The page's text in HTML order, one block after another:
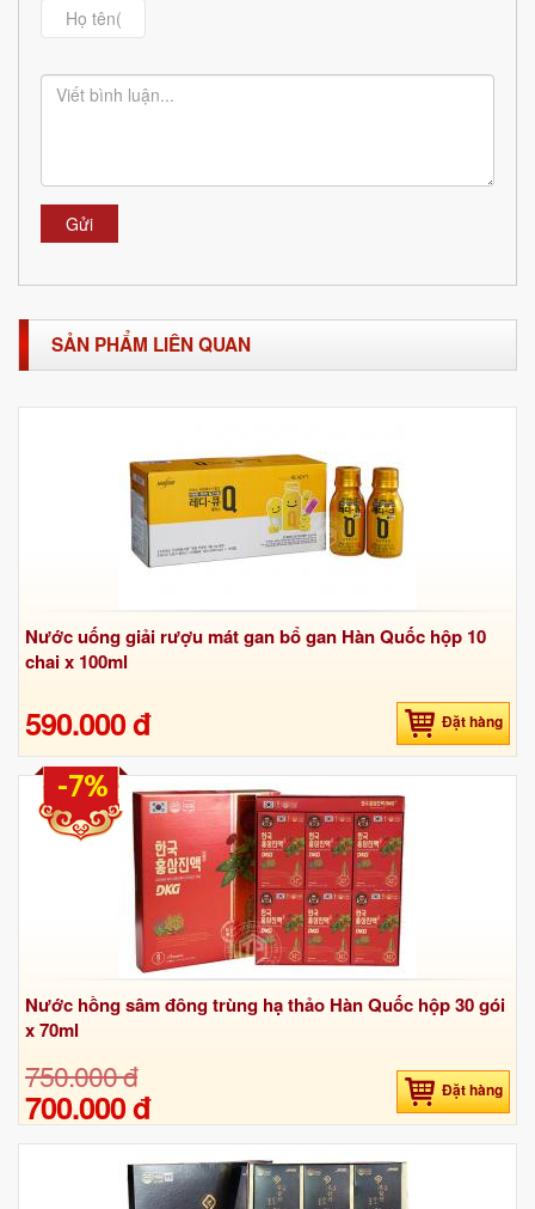
Gửi
SẢN PHẨM LIÊN QUAN
Nước uống giải rượu mát gan bổ gan Hàn Quốc hộp 10
chai x 100ml
590.000 đ Đặt hàng
Nước hồng sâm đông trùng hạ thảo Hàn Quốc hộp 30 gói
x 70ml
750.000 đ
700.000 đ Đặt hàng
-7%